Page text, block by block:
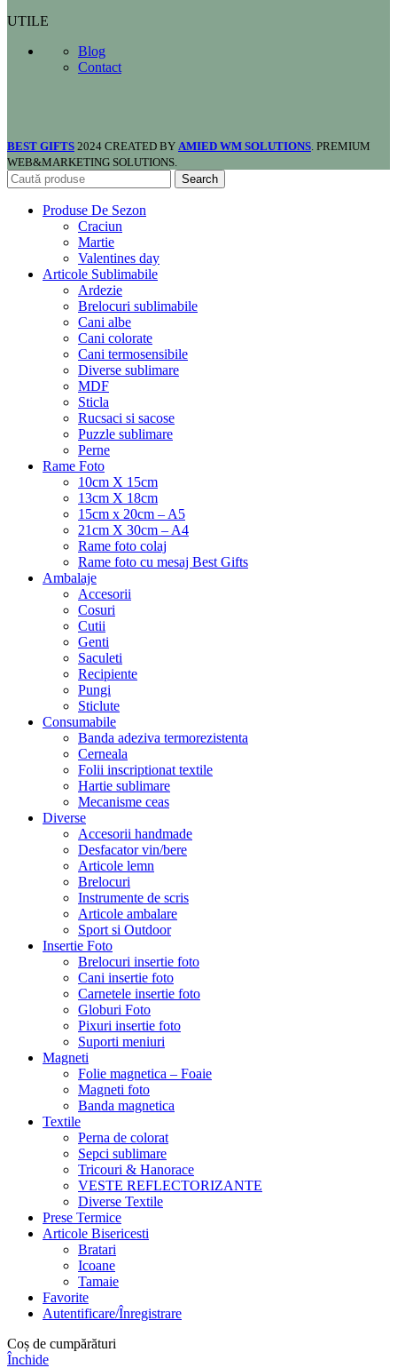
UTILE
Blog
Contact
BEST GIFTS 2024 CREATED BY AMIED WM SOLUTIONS. PREMIUM
WEB&MARKETING SOLUTIONS.
Search
Produse De Sezon
Craciun
Martie
Valentines day
Articole Sublimabile
Ardezie
Brelocuri sublimabile
Cani albe
Cani colorate
Cani termosensibile
Diverse sublimare
MDF
Sticla
Rucsaci si sacose
Puzzle sublimare
Perne
Rame Foto
10cm X 15cm
13cm X 18cm
15cm x 20cm – A5
21cm X 30cm – A4
Rame foto colaj
Rame foto cu mesaj Best Gifts
Ambalaje
Accesorii
Cosuri
Cutii
Genti
Saculeti
Recipiente
Pungi
Sticlute
Consumabile
Banda adeziva termorezistenta
Cerneala
Folii inscriptionat textile
Hartie sublimare
Mecanisme ceas
Diverse
Accesorii handmade
Desfacator vin/bere
Articole lemn
Brelocuri
Instrumente de scris
Articole ambalare
Sport si Outdoor
Insertie Foto
Brelocuri insertie foto
Cani insertie foto
Carnetele insertie foto
Globuri Foto
Pixuri insertie foto
Suporti meniuri
Magneti
Folie magnetica – Foaie
Magneti foto
Banda magnetica
Textile
Perna de colorat
Sepci sublimare
Tricouri & Hanorace
VESTE REFLECTORIZANTE
Diverse Textile
Prese Termice
Articole Bisericesti
Bratari
Icoane
Tamaie
Favorite
Autentificare/Înregistrare
Coș de cumpărături
Închide